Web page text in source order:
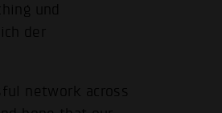
und
der
network across